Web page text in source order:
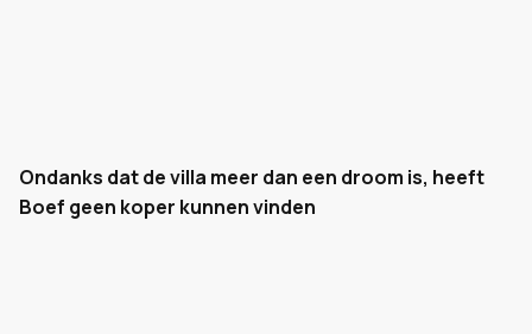
Ondanks dat de villa meer dan een droom is, heeft
Boef geen koper kunnen vinden